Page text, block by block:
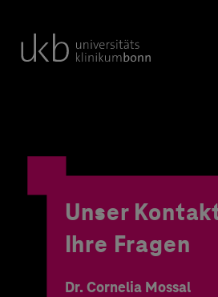
Unser
Ihre Fragen
Dr. Cornelia Mossal